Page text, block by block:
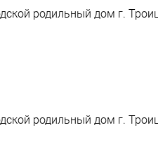
родильный дом г.
родильный дом г.